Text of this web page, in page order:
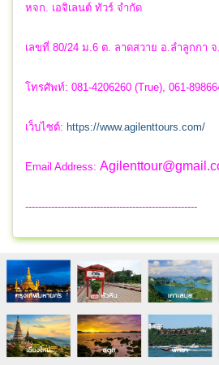
หจก. เอจิเลนต์ ทัวร์ จำกัด
เลขที่ 80/24 ม.6 ต. ลาดสวาย อ.ลำลูกกา
โทรศัพท์: 081-4206260 (True), 061-
เว็บไซต์: https://www.agilenttours.com/
Email Address:
-----------------------------------------------------